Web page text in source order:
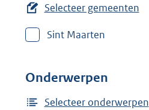
e
w
d
e
Selecteer gemeenten
Sint Maarten
Onderwerpen
Selecteer onderwerpen